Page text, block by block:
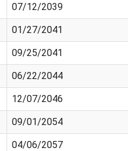
07/12/2039
01/27/2041
09/25/2041
06/22/2044
12/07/2046
09/01/2054
04/06/2057